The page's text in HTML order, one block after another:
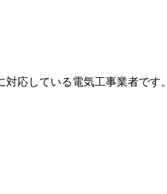
応している電気工事業者です。